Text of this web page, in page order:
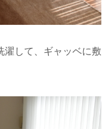
濯して、ギャッベに敷